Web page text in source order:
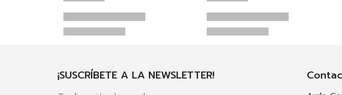
¡SUSCRÍBETE A LA NEWSLETTER!